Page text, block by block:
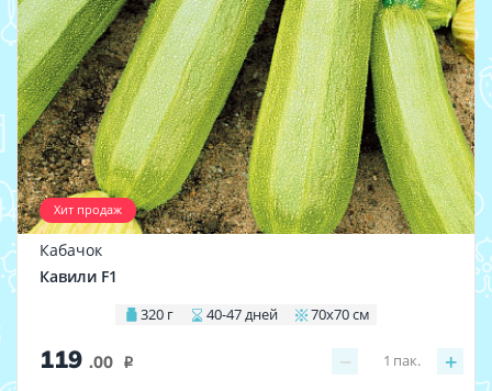
Хит продаж
Кабачок
Кавили F1
320 г 40-47 дней 70х70 см
119 .00 i − +
1 пак.